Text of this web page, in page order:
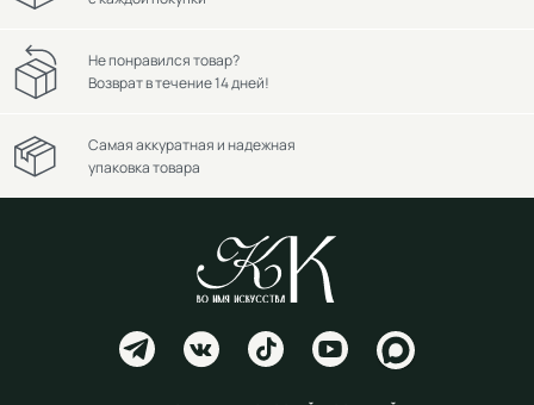
Не понравился товар?
Возврат в течение 14 дней!
Самая аккуратная и надежная
упаковка товара